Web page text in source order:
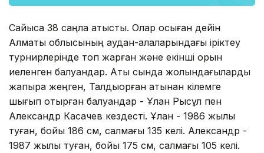
Сайысқа 38 саңлақ қатысты. Олар осыған дейін
Алматы облысының аудан-қалаларындағы іріктеу
турнирлерінде топ жарған және екінші орын
иеленген балуандар. Ақтық сында жолындағыларды
жапыра жеңген, Талдықорған атынан кілемге
шығып отырған балуандар - Ұлан Рысқұл пен
Александр Касачев кездесті. Ұлан - 1986 жылы
туған, бойы 186 см, салмағы 135 келі. Александр -
1987 жылы туған, бойы 175 см, салмағы 105 келі.